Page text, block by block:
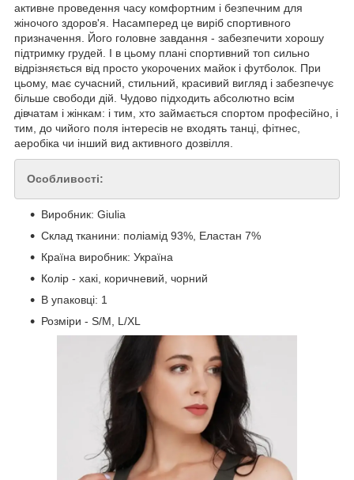
активне проведення часу комфортним і безпечним для
жіночого здоров'я. Насамперед це виріб спортивного
призначення. Його головне завдання - забезпечити хорошу
підтримку грудей. І в цьому плані спортивний топ сильно
відрізняється від просто укорочених майок і футболок. При
цьому, має сучасний, стильний, красивий вигляд і забезпечує
більше свободи дій. Чудово підходить абсолютно всім
дівчатам і жінкам: і тим, хто займається спортом професійно, і
тим, до чийого поля інтересів не входять танці, фітнес,
аеробіка чи інший вид активного дозвілля.
Особливості:
Виробник: Giulia
Склад тканини: поліамід 93%, Еластан 7%
Країна виробник: Україна
Колір - хакі, коричневий, чорний
В упаковці: 1
Розміри - S/M, L/XL